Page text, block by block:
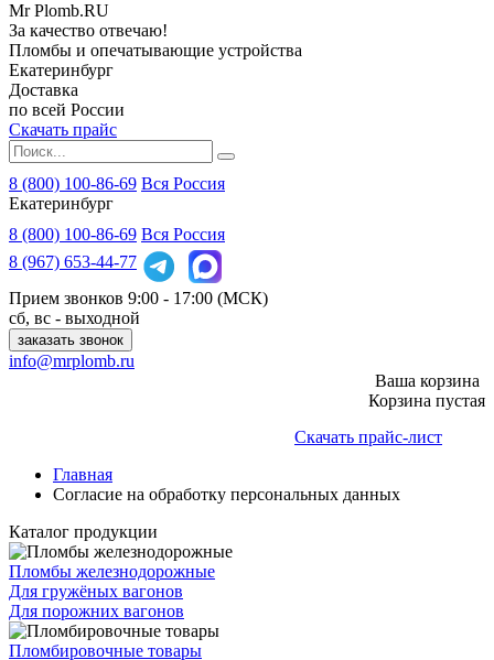
MrPlomb.RU
За качество отвечаю!
Пломбы и опечатывающие устройства
Екатеринбург
Доставка
по всей России
Скачать прайс
8 (800) 100-86-69 Вся Россия
Екатеринбург
8 (800) 100-86-69 Вся Россия
8 (967) 653-44-77
Прием звонков 9:00 - 17:00 (МСК)
сб, вс - выходной
заказать звонок
info@mrplomb.ru
Ваша корзина
Корзина пустая
Скачать прайс-лист
Главная
Согласие на обработку персональных данных
Каталог продукции
Пломбы железнодорожные
Для гружёных вагонов
Для порожних вагонов
Пломбировочные товары